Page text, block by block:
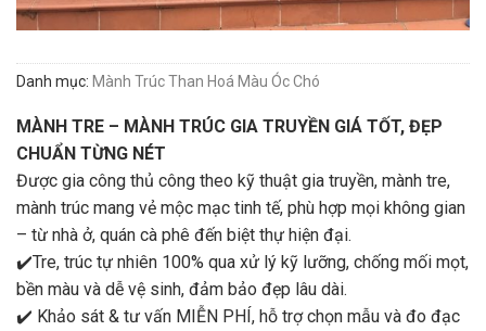
Danh mục: Mành Trúc Than Hoá Màu Óc Chó
MÀNH TRE – MÀNH TRÚC GIA TRUYỀN GIÁ TỐT, ĐẸP
CHUẨN TỪNG NÉT
Được gia công thủ công theo kỹ thuật gia truyền, mành tre,
mành trúc mang vẻ mộc mạc tinh tế, phù hợp mọi không gian
– từ nhà ở, quán cà phê đến biệt thự hiện đại.
✔️Tre, trúc tự nhiên 100% qua xử lý kỹ lưỡng, chống mối mọt,
bền màu và dễ vệ sinh, đảm bảo đẹp lâu dài.
✔️ Khảo sát & tư vấn MIỄN PHÍ, hỗ trợ chọn mẫu và đo đạc